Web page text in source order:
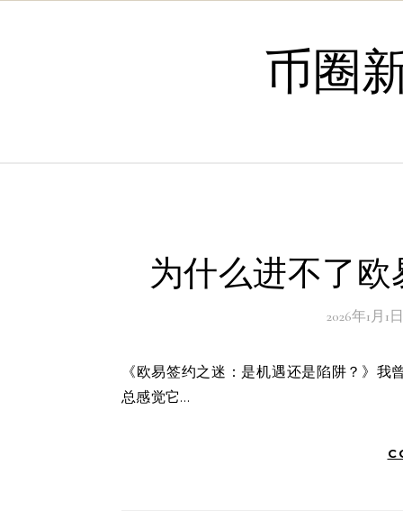
币圈
为什么进不了
2026年1月1日
《欧易签约之迷：是机遇还是陷阱？》我曾是个对金融交易充满好奇的人，尤其是对欧易平台签约一事，
总感觉它…